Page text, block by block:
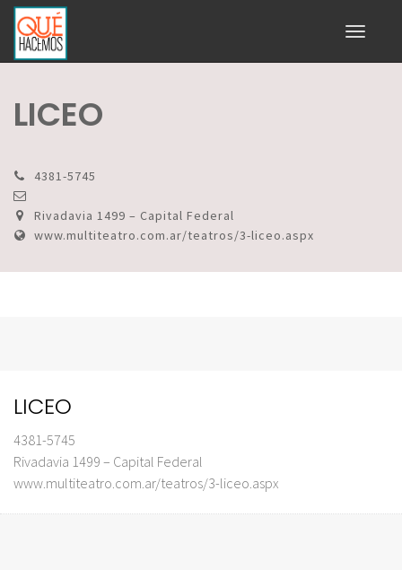
Toggle
LICEO
4381-5745
Rivadavia 1499 – Capital Federal
www.multiteatro.com.ar/teatros/3-liceo.aspx
LICEO
4381-5745
Rivadavia 1499 – Capital Federal
www.multiteatro.com.ar/teatros/3-liceo.aspx